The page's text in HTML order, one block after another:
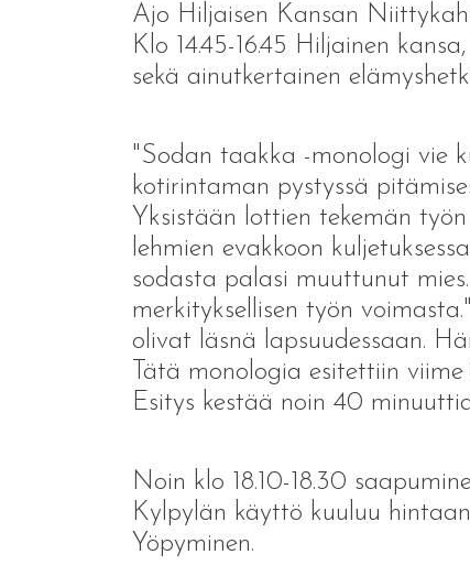
Ajo Hiljaisen Kansan
Klo 14.45-16.45 Hiljainen
sekä ainutkertainen
"Sodan taakka -monologi vie
kotirintaman pystyssä
Yksistään lottien tekemän
lehmien evakkoon
sodasta palasi muuttunut
merkityksellisen työn
olivat läsnä lapsuudessaan.
Tätä monologia esitettiin
Esitys kestää noin 40
Noin klo 18.10-18.30
Kylpylän käyttö kuuluu
Yöpyminen.